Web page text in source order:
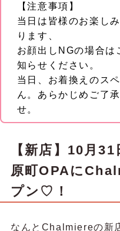
【注意事項】
当日は皆様のお楽し
ります、
お顔出しNGの場合は
知らせください。
当日、お着換えのス
ん。あらかじめご了
せ。
【新店】10月
原町OPAに
プン♡ ！
なんとChalmiereの新